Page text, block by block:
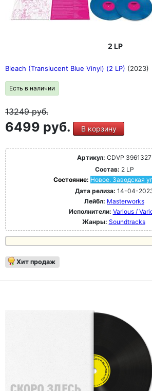
2 LP
Bleach (Translucent Blue Vinyl) (2 LP) (2023)
Есть в наличии
13249руб.
6499 руб. В корзину
Артикул: CDVP 3961327
Состав: 2 LP
Состояние: Новое. Заводская
Дата релиза: 14-04-
Лейбл: Masterworks
Исполнители: Various /
Жанры: Soundtracks
Хит продаж